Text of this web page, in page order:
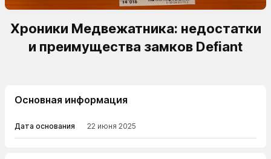
Хроники Медвежатника: недостатки
и преимущества замков Defiant
Основная информация
Дата основания 22 июня 2025